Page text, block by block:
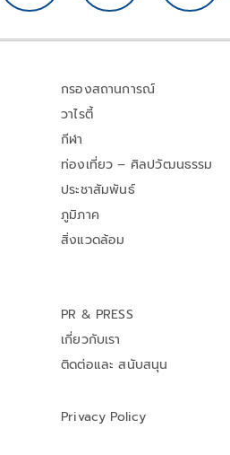
กรองสถานการณ์
วาไรตี้
กีฬา
ท่องเที่ยว – ศิลปวัฒนธรรม
ประชาสัมพันธ์
ภูมิภาค
สิ่งแวดล้อม
PR & PRESS
เกี่ยวกับเรา
ติดต่อและ สนับสนุน
Privacy Policy